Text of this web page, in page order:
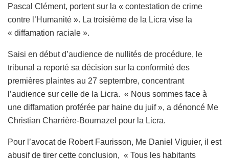
Pascal Clément, portent sur la « contestation de crime
contre l’Humanité ». La troisième de la Licra vise la
« diffamation raciale ».
Saisi en début d’audience de nullités de procédure, le
tribunal a reporté sa décision sur la conformité des
premières plaintes au 27 septembre, concentrant
l’audience sur celle de la Licra. « Nous sommes face à
une diffamation proférée par haine du juif », a dénoncé Me
Christian Charrière-Bournazel pour la Licra.
Pour l’avocat de Robert Faurisson, Me Daniel Viguier, il est
abusif de tirer cette conclusion, « Tous les habitants